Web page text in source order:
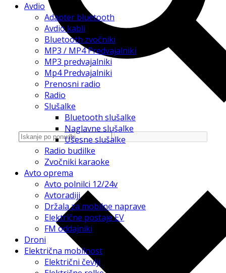
Avdio
Adapter bluetooth
Avdio kabli
Bluetooth zvočniki
MP3 / MP4 Predvajalniki
MP3 predvajalniki
Mp4 Predvajalniki
Prenosni radio
Radio
Slušalke
Bluetooth slušalke
Naglavne slušalke
Ušesne slušalke
Radio budilke
Zvočniki karaoke
Avto oprema
Avto polnilci 12/24v
Avtoradiji
Držala za mobilne naprave
Električne postaje EV
FM oddajniki
Droni
Električna mobilnost
Električni čevlji